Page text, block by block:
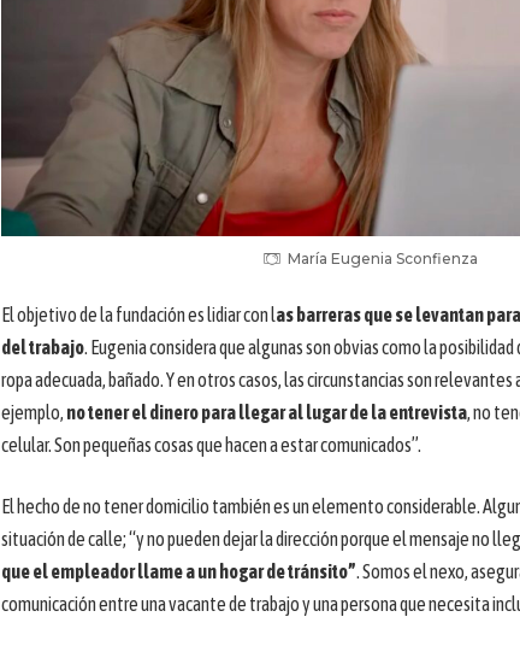
María Eugenia Sconfienza
El objetivo de la fundación es lidiar con l as barreras que se levantan
del trabajo . Eugenia considera que algunas son obvias como la
ropa adecuada, bañado. Y en otros casos, las circunstancias son relevantes
ejemplo, no tener el dinero para llegar al lugar de la entrevista , no
celular. Son pequeñas cosas que hacen a estar comunicados”.
El hecho de no tener domicilio también es un elemento considerable.
situación de calle; “y no pueden dejar la dirección porque el mensaje no
que el empleador llame a un hogar de tránsito” . Somos el nexo,
comunicación entre una vacante de trabajo y una persona que necesita